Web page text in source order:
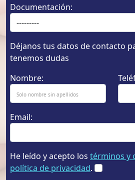
Documentación:
Déjanos tus datos de contacto
tenemos dudas
Nombre:
Email:
He leído y acepto los términos y
política de privacidad.